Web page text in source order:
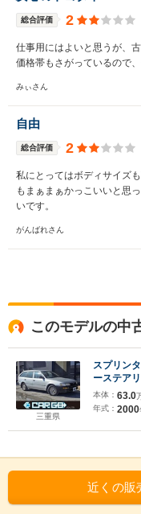
総合評価 2
仕事用にはよいと思うが、
価格帯もさがっているので
みぃさん
自由
総合評価 2
私にとってはボディサイズ
もまぁまぁかっこいいと思
いです。
がんばれさん
このモデルの中
三重県
スプリン
ーステア
グ
本体： 63.0
年式： 2000
近くの販